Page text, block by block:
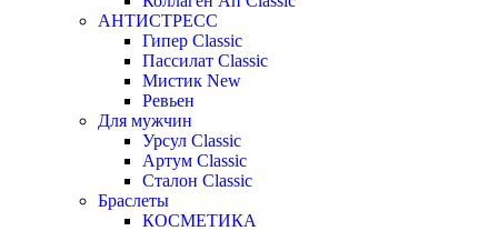
АНТИСТРЕСС
Гипер Classic
Пассилат Classic
Мистик New
Ревьен
Для мужчин
Урсул Classic
Артум Classic
Сталон Classic
Браслеты
КОСМЕТИКА